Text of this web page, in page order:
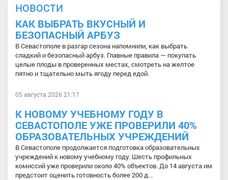
НОВОСТИ
КАК ВЫБРАТЬ ВКУСНЫЙ И
БЕЗОПАСНЫЙ АРБУЗ
В Севастополе в разгар сезона напомнили, как выбрать
сладкий и безопасный арбуз. Главные правила — покупать
целые плоды в проверенных местах, смотреть на желтое
пятно и тщательно мыть ягоду перед едой.
05 августа 2026 21:17
К НОВОМУ УЧЕБНОМУ ГОДУ В
СЕВАСТОПОЛЕ УЖЕ ПРОВЕРИЛИ 40%
ОБРАЗОВАТЕЛЬНЫХ УЧРЕЖДЕНИЙ
В Севастополе продолжается подготовка образовательных
учреждений к новому учебному году. Шесть профильных
комиссий уже проверили около 40% объектов. До 14 августа им
предстоит оценить готовность более 200 д...